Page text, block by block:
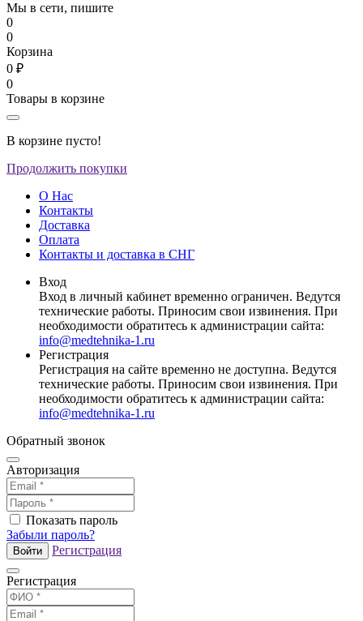
Мы в сети, пишите
0
0
Корзина
0 ₽
0
Товары в корзине
В корзине пусто!
Продолжить покупки
О Нас
Контакты
Доставка
Оплата
Контакты и доставка в СНГ
Вход
Вход в личный кабинет временно ограничен. Ведутся
технические работы. Приносим свои извинения. При
необходимости обратитесь к администрации сайта:
info@medtehnika-1.ru
Регистрация
Регистрация на сайте временно не доступна. Ведутся
технические работы. Приносим свои извинения. При
необходимости обратитесь к администрации сайта:
info@medtehnika-1.ru
Обратный звонок
Авторизация
Показать пароль
Забыли пароль?
Войти Регистрация
Регистрация